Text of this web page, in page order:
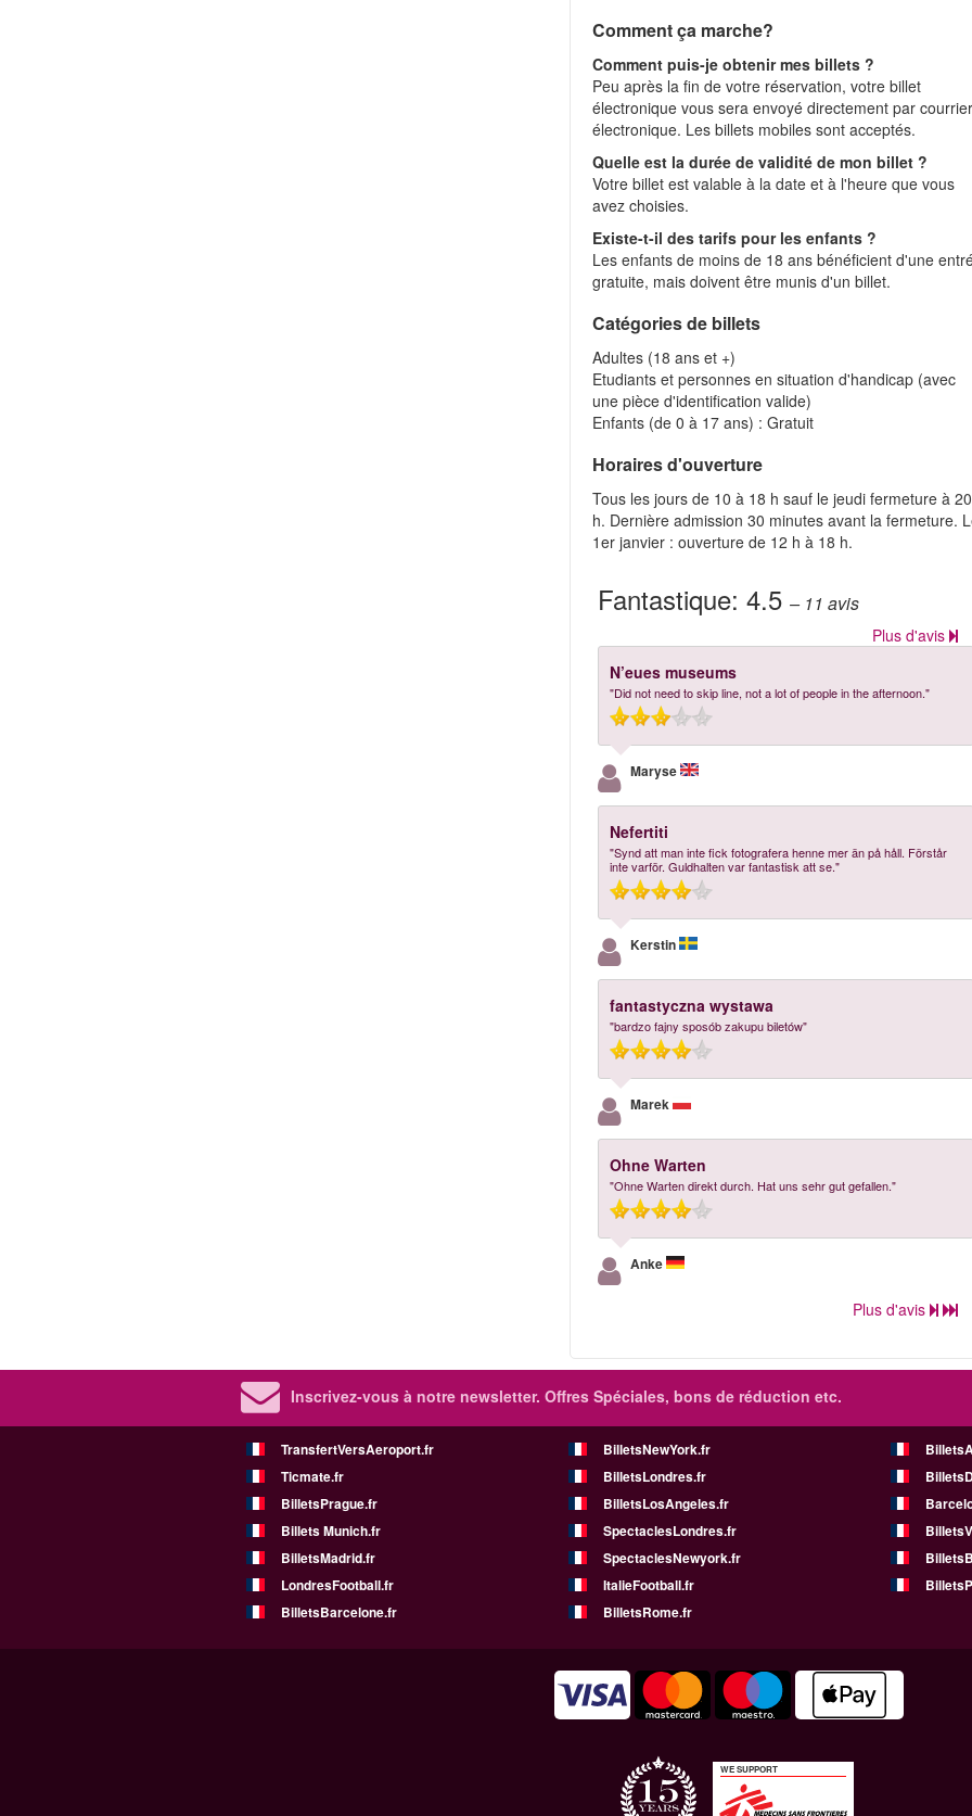
Comment ça marche?
Comment puis-je obtenir mes billets ?
Peu après la fin de votre réservation, votre billet
électronique vous sera envoyé directement par
électronique. Les billets mobiles sont acceptés.
Quelle est la durée de validité de mon billet ?
Votre billet est valable à la date et à l'heure que vous
avez choisies.
Existe-t-il des tarifs pour les enfants ?
Les enfants de moins de 18 ans bénéficient d'une
gratuite, mais doivent être munis d'un billet.
Catégories de billets
Adultes (18 ans et +)
Etudiants et personnes en situation d'handicap (avec
une pièce d'identification valide)
Enfants (de 0 à 17 ans) : Gratuit
Horaires d'ouverture
Tous les jours de 10 à 18 h sauf le jeudi fermeture à 20
h. Dernière admission 30 minutes avant la fermeture.
1er janvier : ouverture de 12 h à 18 h.
Fantastique:4.5– 11avis
Plus d'avis
N’eues museums
"Did not need to skip line, not a lot of people in the afternoon."
Maryse
Nefertiti
"Synd att man inte fick fotografera henne mer än på håll. Förstår
inte varför. Guldhalten var fantastisk att se."
Kerstin
fantastyczna wystawa
"bardzo fajny sposób zakupu biletów"
Marek
Ohne Warten
"Ohne Warten direkt durch. Hat uns sehr gut gefallen."
Anke
Plus d'avis
Inscrivez-vous à notre newsletter. Offres Spéciales, bons de réduction etc.
TransfertVersAeroport.fr BilletsNewYork.fr
Ticmate.fr
BilletsLondres.fr
BilletsPrague.fr
BilletsLosAngeles.fr
Billets Munich.fr
SpectaclesLondres.fr
BilletsMadrid.fr
SpectaclesNewyork.fr
LondresFootball.fr
ItalieFootball.fr
BilletsBarcelone.fr
BilletsRome.fr
WE SUPPORT